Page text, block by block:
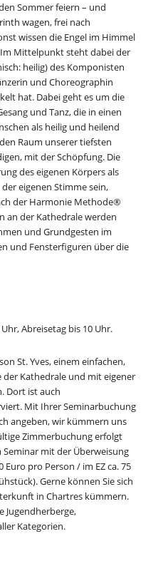
Sommer feiern – und
wagen, frei nach
wissen die Engel im Himmel
Mittelpunkt steht dabei der
heilig) des Komponisten
und Choreographin
hat. Dabei geht es um die
und Tanz, die in einen
als heilig und heilend
Raum unserer tiefsten
mit der Schöpfung. Die
des eigenen Körpers als
eigenen Stimme sein,
der Harmonie Methode®
an der Kathedrale werden
und Grundgesten im
und Fensterfiguren über die
Abreisetag bis 10 Uhr.
St. Yves, einem einfachen,
Kathedrale und mit eigener
Dort ist auch
Mit Ihrer Seminarbuchung
angeben, wir kümmern uns
Zimmerbuchung erfolgt
mit der Überweisung
pro Person / im EZ ca. 75
Gerne können Sie sich
in Chartres kümmern.
Jugendherberge,
Kategorien.